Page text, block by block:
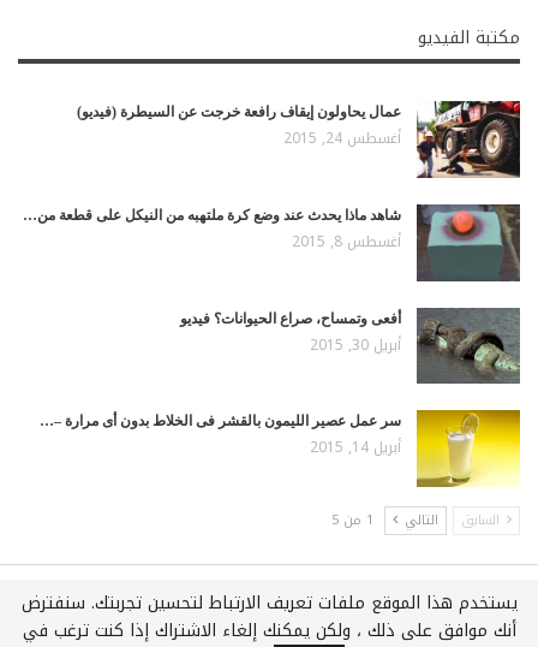
مكتبة الفيديو
عمال يحاولون إيقاف رافعة خرجت عن السيطرة (فيديو)
أغسطس 24, 2015
شاهد ماذا يحدث عند وضع كرة ملتهبه من النيكل على قطعة من…
أغسطس 8, 2015
أفعى وتمساح، صراع الحيوانات؟ فيديو
أبريل 30, 2015
سر عمل عصير الليمون بالقشر فى الخلاط بدون أى مرارة –…
أبريل 14, 2015
السابق التالي 1 من 5
جميع الحقوق محفوظة لـويكي عربي © 2021
يستخدم هذا الموقع ملفات تعريف الارتباط لتحسين تجربتك. سنفترض
أنك موافق على ذلك ، ولكن يمكنك إلغاء الاشتراك إذا كنت ترغب في